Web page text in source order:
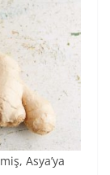
Asya’ya